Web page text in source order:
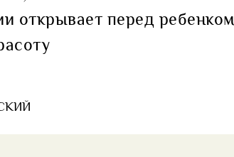
открывает перед ребенком